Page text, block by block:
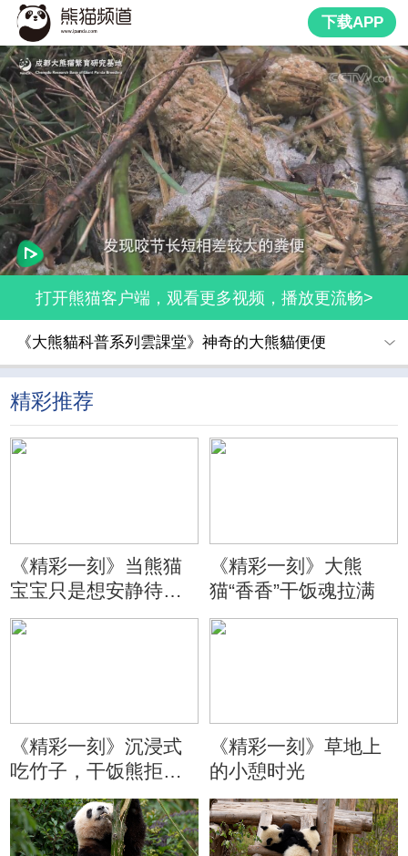
下载APP
打开熊猫客户端，观看更多视频，播放更流畅>
《大熊貓科普系列雲課堂》神奇的大熊貓便便
精彩推荐
《精彩一刻》当熊猫
宝宝只是想安静待会
儿
《精彩一刻》大熊
猫“香香”干饭魂拉满
《精彩一刻》沉浸式
吃竹子，干饭熊拒绝
分心
《精彩一刻》草地上
的小憩时光